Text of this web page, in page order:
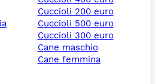
cuccioli 200 euro
cuccioli 500 euro
cuccioli 300 euro
cane maschio
cane femmina